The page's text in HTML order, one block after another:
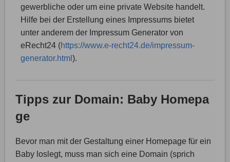
gewerbliche oder um eine private Website handelt.
Hilfe bei der Erstellung eines Impressums bietet
unter anderem der Impressum Generator von
eRecht24 (https://www.e-recht24.de/impressum-
generator.html ).
Tipps zur Domain: Baby Homepa
ge
Bevor man mit der Gestaltung einer Homepage für ein
Baby loslegt, muss man sich eine Domain (sprich